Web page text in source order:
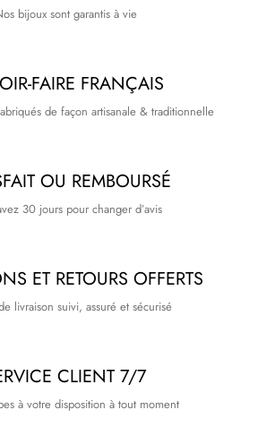
bijoux sont garantis à vie
FAIRE FRANÇAIS
de façon artisanale & traditionnelle
OU REMBOURSÉ
30 jours pour changer d’avis
ET RETOURS OFFERTS
livraison suivi, assuré et sécurisé
CLIENT 7/7
à votre disposition à tout moment